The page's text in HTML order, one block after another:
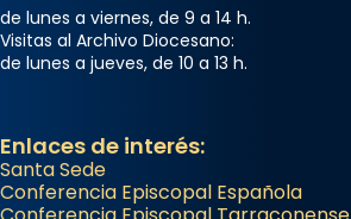
de lunes a viernes, de 9 a 14 h.
Visitas al Archivo Diocesano:
de lunes a jueves, de 10 a 13 h.
Enlaces de interés:
Santa Sede
Conferencia Episcopal Española